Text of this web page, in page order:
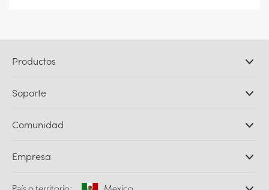
Productos
DaVinci Resolve y Fusion
Ultimatte
Captura y reproducción
Conversión de formatos
Soporte
Centro de soporte técnico
Comunidad
Empresa